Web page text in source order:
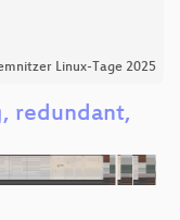
Linux-Tage 2025
redundant,